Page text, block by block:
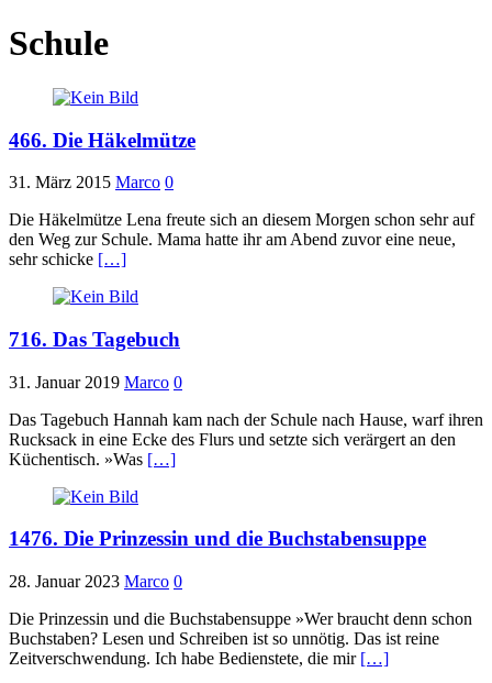
Schule
466. Die Häkelmütze
31. März 2015 Marco 0
Die Häkelmütze Lena freute sich an diesem Morgen schon sehr auf
den Weg zur Schule. Mama hatte ihr am Abend zuvor eine neue,
sehr schicke […]
716. Das Tagebuch
31. Januar 2019 Marco 0
Das Tagebuch Hannah kam nach der Schule nach Hause, warf ihren
Rucksack in eine Ecke des Flurs und setzte sich verärgert an den
Küchentisch. »Was […]
1476. Die Prinzessin und die Buchstabensuppe
28. Januar 2023 Marco 0
Die Prinzessin und die Buchstabensuppe »Wer braucht denn schon
Buchstaben? Lesen und Schreiben ist so unnötig. Das ist reine
Zeitverschwendung. Ich habe Bedienstete, die mir […]